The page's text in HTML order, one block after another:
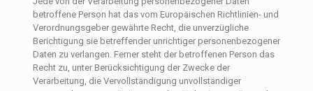
betroffene Person hat das vom Europäischen Richtlinien- und
Verordnungsgeber gewährte Recht, die unverzügliche
Berichtigung sie betreffender unrichtiger personenbezogener
Daten zu verlangen. Ferner steht der betroffenen Person das
Recht zu, unter Berücksichtigung der Zwecke der
Verarbeitung, die Vervollständigung unvollständiger